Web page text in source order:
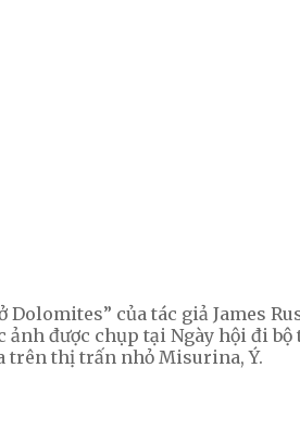
Dolomites” của tác giả James
ảnh được chụp tại Ngày hội đi
trên thị trấn nhỏ Misurina, Ý.